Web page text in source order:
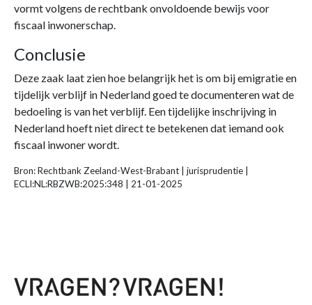
vormt volgens de rechtbank onvoldoende bewijs voor
fiscaal inwonerschap.
Conclusie
Deze zaak laat zien hoe belangrijk het is om bij emigratie en
tijdelijk verblijf in Nederland goed te documenteren wat de
bedoeling is van het verblijf. Een tijdelijke inschrijving in
Nederland hoeft niet direct te betekenen dat iemand ook
fiscaal inwoner wordt.
Bron: Rechtbank Zeeland-West-Brabant | jurisprudentie |
ECLI:NL:RBZWB:2025:348 | 21-01-2025